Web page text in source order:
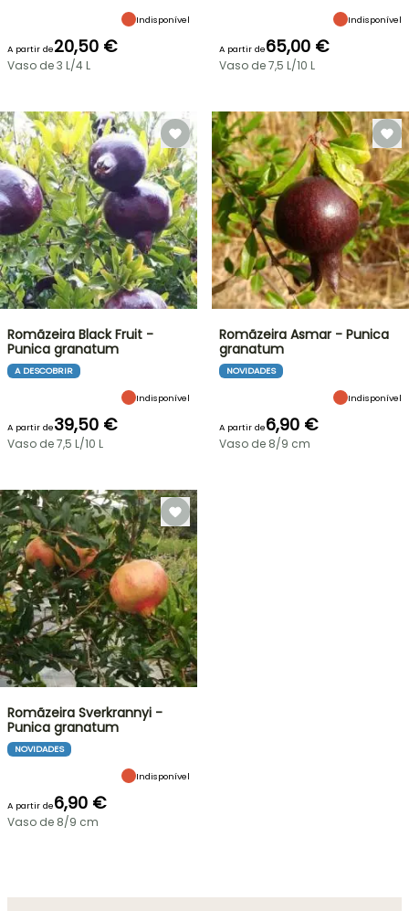
Indisponível
A partir de20,50 €
Vaso de 3 L/4 L
Indisponível
A partir de65,00 €
Vaso de 7,5 L/10 L
Romãzeira Black Fruit -
Punica granatum
A DESCOBRIR
Indisponível
A partir de39,50 €
Vaso de 7,5 L/10 L
Romãzeira Asmar - Punica
granatum
NOVIDADES
Indisponível
A partir de6,90 €
Vaso de 8/9 cm
Romãzeira Sverkrannyi -
Punica granatum
NOVIDADES
Indisponível
A partir de6,90 €
Vaso de 8/9 cm